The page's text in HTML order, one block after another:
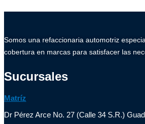
Somos una refaccionaria automotriz
cobertura en marcas para satisfacer las
Sucursales
Matríz
Dr Pérez Arce No. 27 (Calle 34 S.R.)